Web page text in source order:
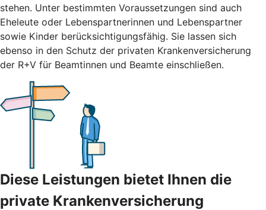
stehen. Unter bestimmten Voraussetzungen sind auch
Eheleute oder Lebenspartnerinnen und Lebenspartner
sowie Kinder berücksichtigungsfähig. Sie lassen sich
ebenso in den Schutz der privaten Krankenversicherung
der R+V für Beamtinnen und Beamte einschließen.
Diese Leistungen bietet Ihnen die
private Krankenversicherung